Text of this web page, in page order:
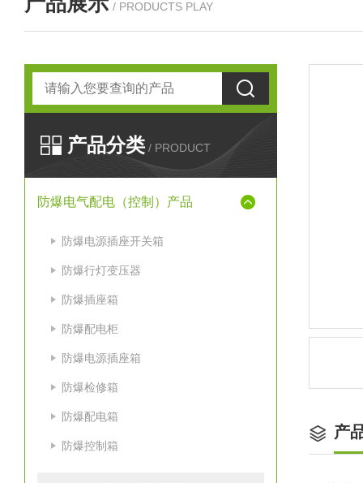
/ PRODUCTS PLAY
产品分类 / PRODUCT
防爆电气配电（控制）产品
防爆电源插座开关箱
防爆行灯变压器
防爆插座箱
防爆配电柜
防爆电源插座箱
防爆检修箱
防爆配电箱
防爆控制箱
产